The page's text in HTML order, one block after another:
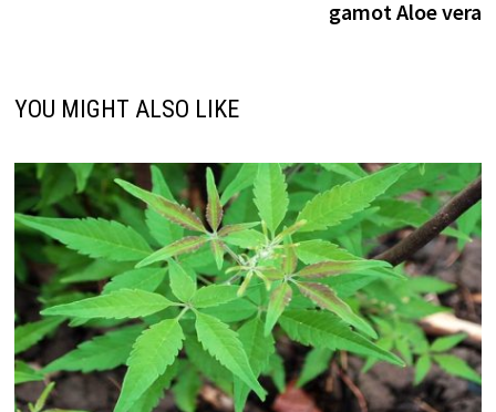
gamot Aloe vera
YOU MIGHT ALSO LIKE